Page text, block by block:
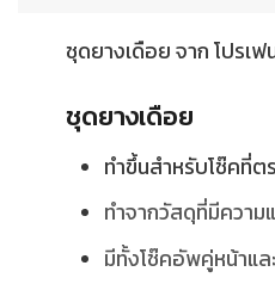
ชุดยางเดือย จาก โปรเ
ชุดยางเดือย
ทำขึ้นสำหรับโช๊คที่ต
ทำจากวัสดุที่มีความ
มีทั้งโช๊คอัพคู่หน้าแ